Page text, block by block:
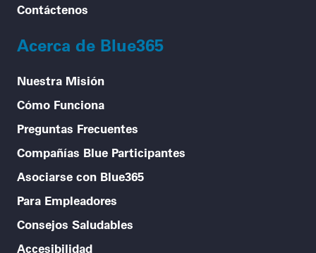
Contáctenos
Acerca de Blue365
Nuestra Misión
Cómo Funciona
Preguntas Frecuentes
Compañías Blue Participantes
Asociarse con Blue365
Para Empleadores
Consejos Saludables
Accesibilidad